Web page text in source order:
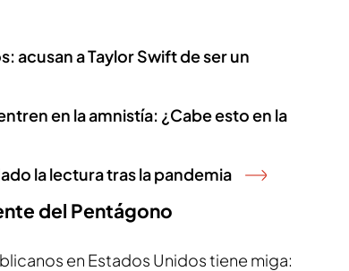
acusan a Taylor Swift de ser un
en la amnistía: ¿Cabe esto en la
la lectura tras la pandemia
del Pentágono
en Estados Unidos tiene miga: